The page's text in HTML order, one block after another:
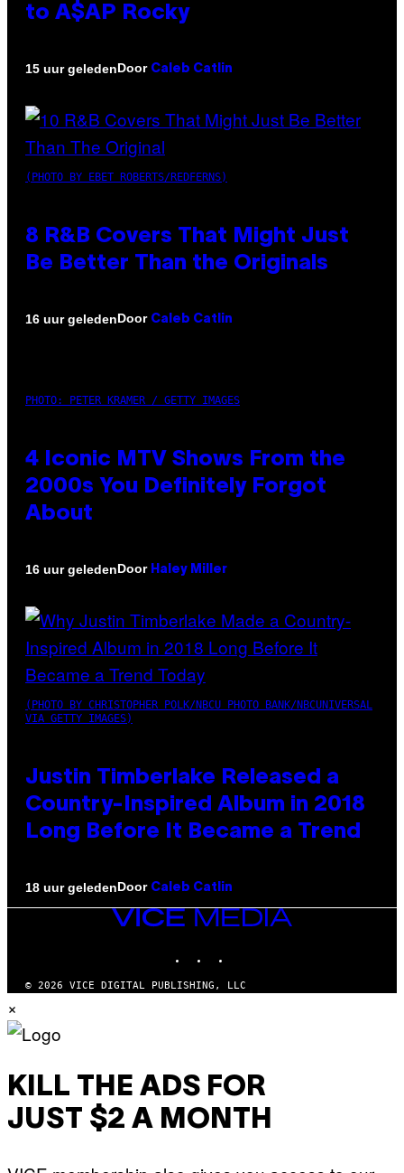
to A$AP Rocky
15 uur geledenDoor Caleb Catlin
(PHOTO BY EBET ROBERTS/REDFERNS)
8 R&B Covers That Might Just
Be Better Than the Originals
16 uur geledenDoor Caleb Catlin
PHOTO: PETER KRAMER / GETTY IMAGES
4 Iconic MTV Shows From the
2000s You Definitely Forgot
About
16 uur geledenDoor Haley Miller
(PHOTO BY CHRISTOPHER POLK/NBCU PHOTO BANK/NBCUNIVERSAL
VIA GETTY IMAGES)
Justin Timberlake Released a
Country-Inspired Album in 2018
Long Before It Became a Trend
18 uur geledenDoor Caleb Catlin
VICE
© 2026 VICE DIGITAL PUBLISHING, LLC
×
KILL THE ADS FOR
JUST $2 A MONTH